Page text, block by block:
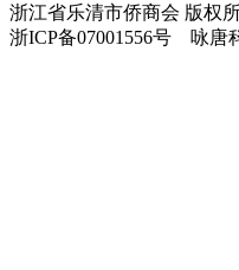
浙江省乐清市侨商会 版权
浙ICP备07001556号 咏唐